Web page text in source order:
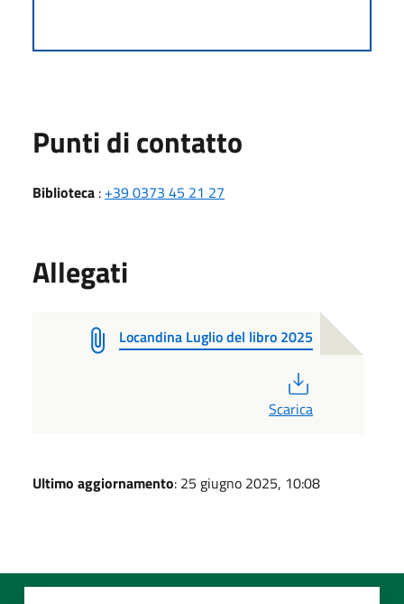
Punti di contatto
Biblioteca : +39 0373 45 21 27
Allegati
Locandina Luglio del libro 2025
Scarica
Ultimo aggiornamento: 25 giugno 2025, 10:08